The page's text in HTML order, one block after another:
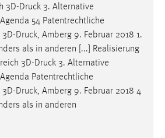
3D-Druck 3. Alternative
54 Patentrechtliche
3D-Druck, Amberg 9. Februar 2018 1.
als in anderen [...] Realisierung
3D-Druck 3. Alternative
Patentrechtliche
3D-Druck, Amberg 9. Februar 2018 4
als in anderen